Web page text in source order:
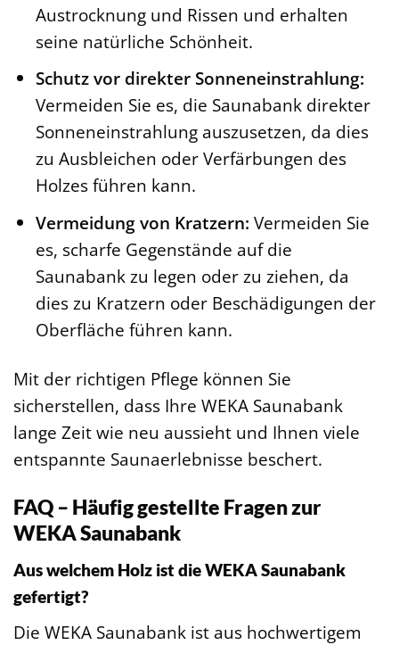
Austrocknung und Rissen und erhalten
seine natürliche Schönheit.
Schutz vor direkter Sonneneinstrahlung:
Vermeiden Sie es, die Saunabank direkter
Sonneneinstrahlung auszusetzen, da dies
zu Ausbleichen oder Verfärbungen des
Holzes führen kann.
Vermeidung von Kratzern: Vermeiden Sie
es, scharfe Gegenstände auf die
Saunabank zu legen oder zu ziehen, da
dies zu Kratzern oder Beschädigungen der
Oberfläche führen kann.
Mit der richtigen Pflege können Sie
sicherstellen, dass Ihre WEKA Saunabank
lange Zeit wie neu aussieht und Ihnen viele
entspannte Saunaerlebnisse beschert.
FAQ – Häufig gestellte Fragen zur
WEKA Saunabank
Aus welchem Holz ist die WEKA Saunabank
gefertigt?
Die WEKA Saunabank ist aus hochwertigem